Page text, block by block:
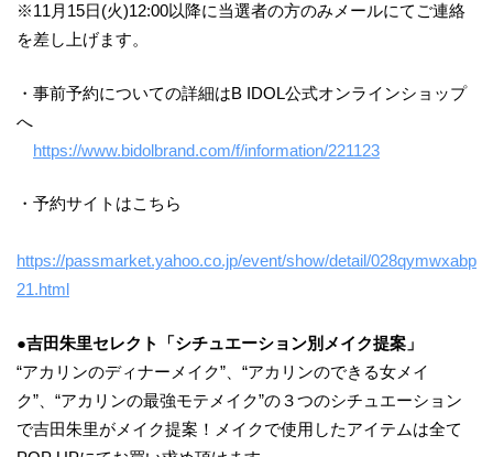
※11月15日(火)12:00以降に当選者の方のみメールにてご連絡
を差し上げます。
・事前予約についての詳細はB IDOL公式オンラインショップ
へ
https://www.bidolbrand.com/f/information/221123
・予約サイトはこちら
https://passmarket.yahoo.co.jp/event/show/detail/028qymwxabp
21.html
●吉田朱里セレクト 「シチュエーション別メイク提案 」
“アカリンのディナーメイク”、“アカリンのできる女メイ
ク”、“アカリンの最強モテメイク”の３つのシチュエーション
で吉田朱里がメイク提案！メイクで使用したアイテムは全て